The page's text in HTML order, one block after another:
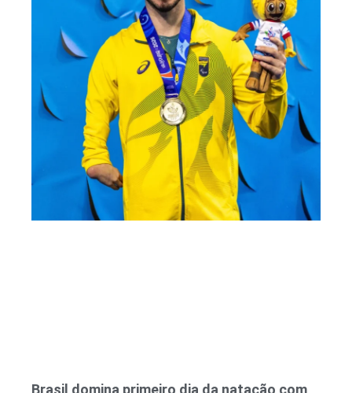
Brasil domina primeiro dia da natação com